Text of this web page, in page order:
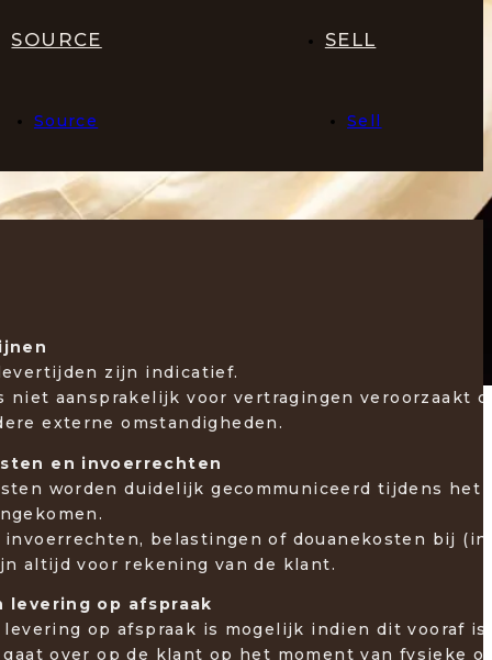
SOURCE SELL
Source Sell
zijn indicatief.
niet aansprakelijk voor vertragingen veroorzaakt
externe omstandigheden.
en invoerrechten
worden duidelijk gecommuniceerd tijdens het
invoerrechten, belastingen of douanekosten bij
altijd voor rekening van de klant.
levering op afspraak
levering op afspraak is mogelijk indien dit vooraf
over op de klant op het moment van fysieke